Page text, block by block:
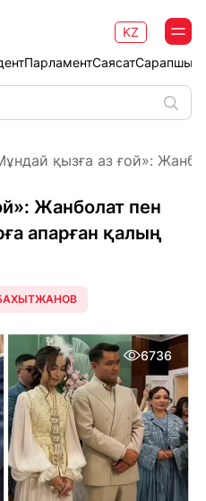
ПарламентСаясат
KZ
қызға аз ғой»:
Жанболат пен
апарған қалың
6736